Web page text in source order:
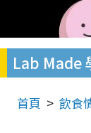
Lab Made
首頁 飲食